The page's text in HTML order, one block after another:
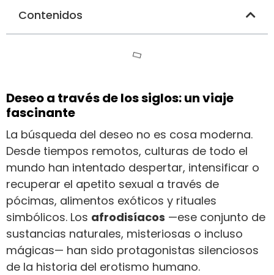
Contenidos
Deseo a través de los siglos: un viaje
fascinante
La búsqueda del deseo no es cosa moderna.
Desde tiempos remotos, culturas de todo el
mundo han intentado despertar, intensificar o
recuperar el apetito sexual a través de
pócimas, alimentos exóticos y rituales
simbólicos. Los afrodisíacos —ese conjunto de
sustancias naturales, misteriosas o incluso
mágicas— han sido protagonistas silenciosos
de la historia del erotismo humano.